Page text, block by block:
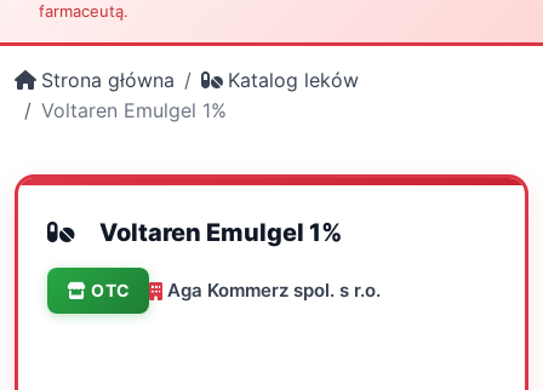
farmaceutą.
Strona główna
Katalog leków
Voltaren Emulgel 1%
Voltaren Emulgel 1%
OTC Aga Kommerz spol. s r.o.